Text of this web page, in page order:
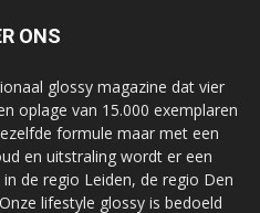
ONS
glossy magazine dat vier
oplage van 15.000 exemplaren
formule maar met een
en uitstraling wordt er een
de regio Leiden, de regio Den
lifestyle glossy is bedoeld